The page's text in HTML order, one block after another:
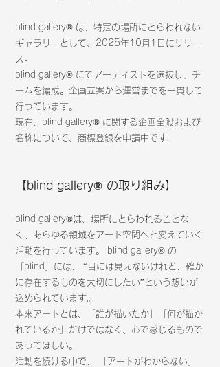
blind gallery® は、特定の場所にとらわれない
ギャラリーとして、2025年10月1日にリリー
ス。
blind gallery® にてアーティストを選抜し、チ
ームを編成。企画立案から運営までを一貫して
行っています。
現在、blind gallery® に関する企画全般および
名称について、商標登録を申請中です。
【blind gallery® の取り組み】
blind gallery®は、場所にとらわれることな
く、あらゆる領域をアート空間へと変えていく
活動を行っています。 blind gallery® の
「blind」には、 “目には見えないけれど、確か
に存在するものを大切にしたい”という想いが
込められています。
本来アートとは、「誰が描いたか」「何が描か
れているか」だけではなく、心で感じるもので
あってほしい。
活動を続ける中で、 「アートがわからない」